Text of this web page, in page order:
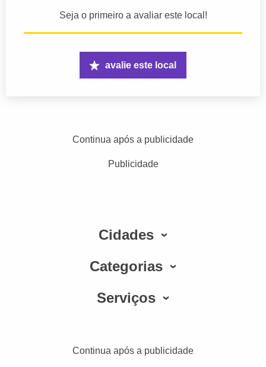
Seja o primeiro a avaliar este local!
avalie este local
Continua após a publicidade
Publicidade
Cidades
Categorias
Serviços
Continua após a publicidade